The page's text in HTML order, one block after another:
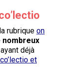
rubrique on
nombreux
déjà
et